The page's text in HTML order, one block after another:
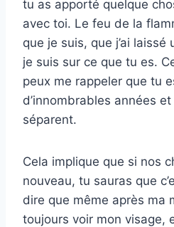
tu as apporté quelque
avec toi. Le feu de la
que je suis, que j’ai
je suis sur ce que tu es.
peux me rappeler que tu
d’innombrables années
séparent.
Cela implique que si nos
nouveau, tu sauras que
dire que même après ma
toujours voir mon visage,